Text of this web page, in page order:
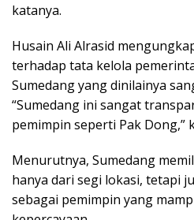
katanya.
Husain Ali Alrasid
terhadap tata kelola
Sumedang yang dinilainya
“Sumedang ini sangat
pemimpin seperti Pak Dong,”
Menurutnya, Sumedang
hanya dari segi lokasi, tetapi
sebagai pemimpin yang